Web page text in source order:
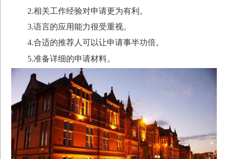
2.相关工作经验对申请更为有利。
3.语言的应用能力很受重视。
4.合适的推荐人可以让申请事半功倍。
5.准备详细的申请材料。